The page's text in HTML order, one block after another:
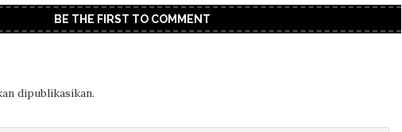
BE THE FIRST TO COMMENT
dipublikasikan.